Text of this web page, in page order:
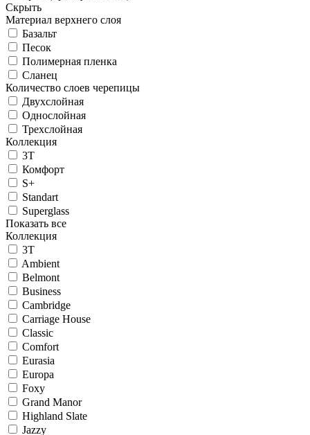
Скрыть
Материал верхнего слоя
Базальт
Песок
Полимерная пленка
Сланец
Количество слоев черепицы
Двухслойная
Однослойная
Трехслойная
Коллекция
3T
Комфорт
S+
Standart
Superglass
Показать все
Коллекция
3T
Ambient
Belmont
Business
Cambridge
Carriage House
Classic
Comfort
Eurasia
Europa
Foxy
Grand Manor
Highland Slate
Jazzy